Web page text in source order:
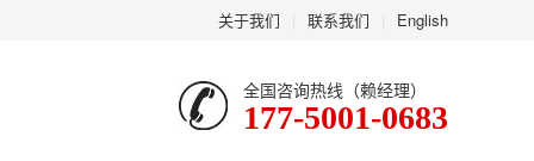
关于我们 联系我们 English
全国咨询热线（赖经理）
177-5001-0683